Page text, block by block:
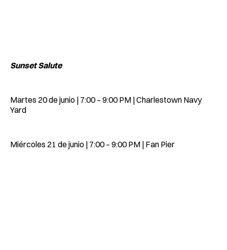
Sunset Salute
Martes 20 de junio | 7:00 – 9:00 PM | Charlestown Navy
Yard
Miércoles 21 de junio | 7:00 – 9:00 PM | Fan Pier